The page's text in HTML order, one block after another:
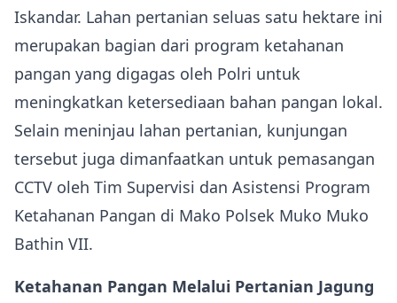
Iskandar. Lahan pertanian seluas satu hektare ini
merupakan bagian dari program ketahanan
pangan yang digagas oleh Polri untuk
meningkatkan ketersediaan bahan pangan lokal.
Selain meninjau lahan pertanian, kunjungan
tersebut juga dimanfaatkan untuk pemasangan
CCTV oleh Tim Supervisi dan Asistensi Program
Ketahanan Pangan di Mako Polsek Muko Muko
Bathin VII.
Ketahanan Pangan Melalui Pertanian Jagung